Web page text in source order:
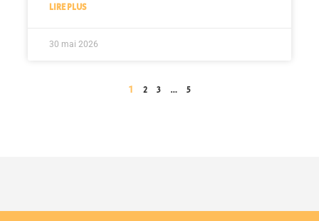
LIRE PLUS
30 mai 2026
1 2 3 … 5